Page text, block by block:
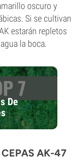
oscuro y
Si se cultivan
estarán repletos
la boca.
De
CEPAS AK-47